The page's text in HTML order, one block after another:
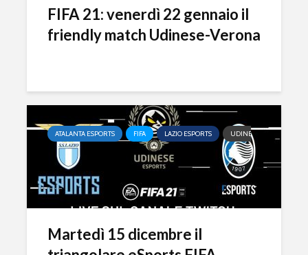
FIFA 21: venerdì 22 gennaio il
friendly match Udinese-Verona
ATALANTA ESPORTS FIFA LAZIO ESPORTS UDINESE ESPORTS
Martedì 15 dicembre il
eFootball è il gioco
perfetto: Cross-
Platform, Cross-
Gen, Free-to-play.
L’Atalanta eSports
schiera la sua
del 7